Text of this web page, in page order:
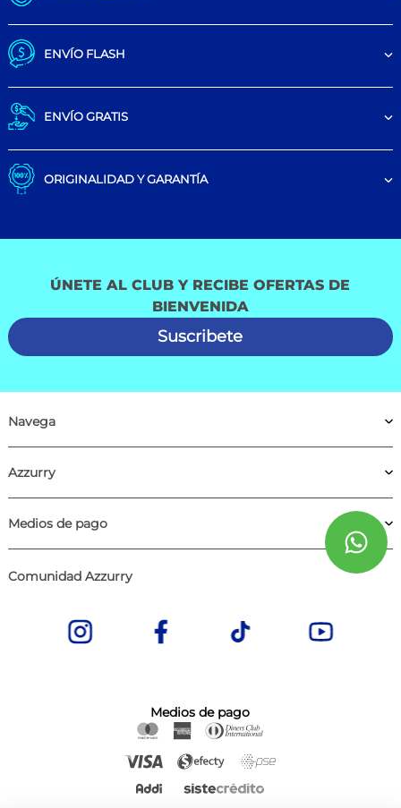
ENVÍO FLASH
ENVÍO GRATIS
ORIGINALIDAD Y GARANTÍA
ÚNETE AL CLUB Y RECIBE OFERTAS DE
BIENVENIDA
Suscribete
Navega
Azzurry
Medios de pago
Comunidad Azzurry
Medios de pago